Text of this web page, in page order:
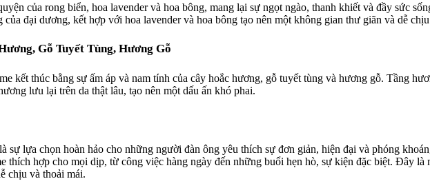
của rong biển, hoa lavender và hoa bông, mang lại sự ngọt ngào, thanh khiết và đầy sức
đại dương, kết hợp với hoa lavender và hoa bông tạo nên một không gian thư giãn và dễ
Gỗ Tuyết Tùng, Hương Gỗ
kết thúc bằng sự ấm áp và nam tính của cây hoắc hương, gỗ tuyết tùng và hương gỗ. Tầng
lưu lại trên da thật lâu, tạo nên một dấu ấn khó phai.
sự lựa chọn hoàn hảo cho những người đàn ông yêu thích sự đơn giản, hiện đại và phóng
thích hợp cho mọi dịp, từ công việc hàng ngày đến những buổi hẹn hò, sự kiện đặc biệt. Đây
chịu và thoải mái.